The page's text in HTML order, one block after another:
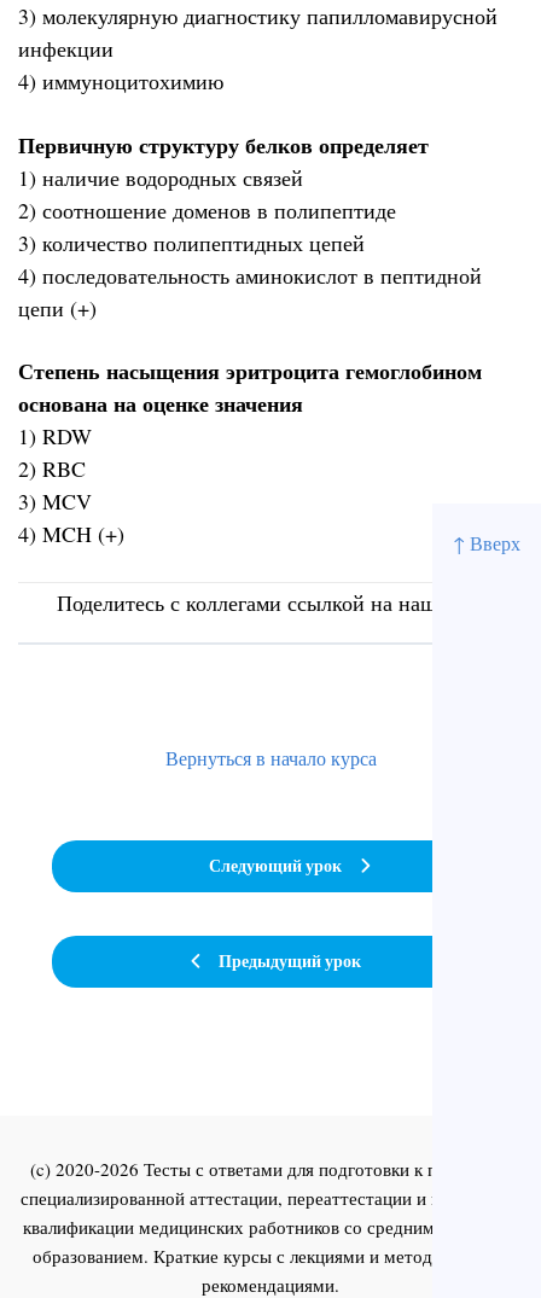
↑ Вверх
3) молекулярную диагностику папилломавирусной
инфекции
4) иммуноцитохимию
Первичную структуру белков определяет
1) наличие водородных связей
2) соотношение доменов в полипептиде
3) количество полипептидных цепей
4) последовательность аминокислот в пептидной
цепи (+)
Степень насыщения эритроцита гемоглобином
основана на оценке значения
1) RDW
2) RBC
3) MCV
4) MCH (+)
Поделитесь с коллегами ссылкой на наш сайт
Предыдущий урок
Вернуться в начало курса
Следующий урок
(c) 2020-2026 Тесты с ответами для подготовки к первичной
специализированной аттестации, переаттестации и повышения
квалификации медицинских работников со средним и высшим
образованием. Краткие курсы с лекциями и методическими
рекомендациями.